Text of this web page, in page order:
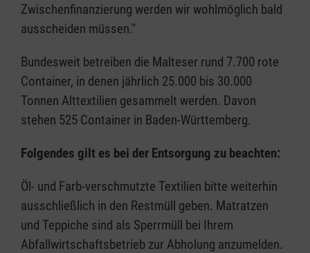
Zwischenfinanzierung werden wir wohlmöglich bald
ausscheiden müssen."
Bundesweit betreiben die Malteser rund 7.700 rote
Container, in denen jährlich 25.000 bis 30.000
Tonnen Alttextilien gesammelt werden. Davon
stehen 525 Container in Baden-Württemberg.
Folgendes gilt es bei der Entsorgung zu beachten:
Öl- und Farb-verschmutzte Textilien bitte weiterhin
ausschließlich in den Restmüll geben. Matratzen
und Teppiche sind als Sperrmüll bei Ihrem
Abfallwirtschaftsbetrieb zur Abholung anzumelden.